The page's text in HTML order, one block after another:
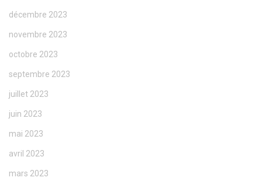
décembre 2023
novembre 2023
octobre 2023
septembre 2023
juillet 2023
juin 2023
mai 2023
avril 2023
mars 2023